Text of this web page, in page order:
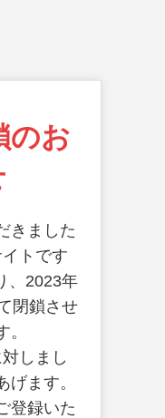
のお
きました
トです
、2023年
閉鎖させ
しまし
げます。
登録いた